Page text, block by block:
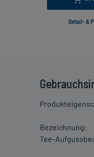
Bezeichnung:
Tee-
Detail- &